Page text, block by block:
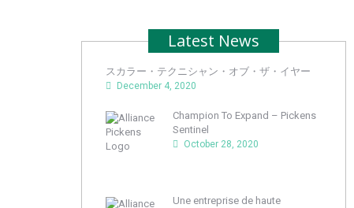
Latest News
スカラー・テクニシャン・オブ・ザ・イヤー
December 4, 2020
Champion To Expand – Pickens
Sentinel
October 28, 2020
Une entreprise de haute